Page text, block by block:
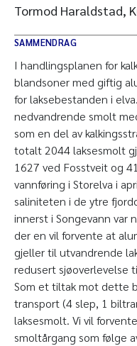
Tormod Haraldstad,
SAMMENDRAG
I handlingsplanen for
blandsoner med giftig
for laksebestanden i
nedvandrende smolt
som en del av
totalt 2044 laksesmolt
1627 ved Fosstveit og
vannføring i Storelva i
saliniteten i de ytre
innerst i Songevann var
der en vil forvente at
gjeller til utvandrende
redusert sjøoverlevelse
Som et tiltak mot dette
transport (4 slep, 1
laksesmolt. Vi vil
smoltårgang som følge